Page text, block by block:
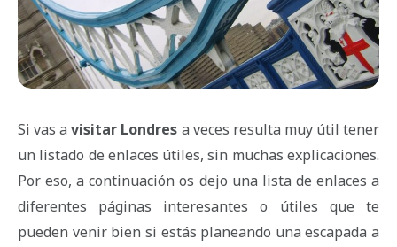
Si vas avisitar Londres a veces resulta muy útil tener
un listado de enlaces útiles, sin muchas explicaciones.
Por eso, a continuación os dejo una lista de enlaces a
diferentes páginas interesantes o útiles que te
pueden venir bien si estás planeando una escapada a